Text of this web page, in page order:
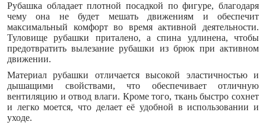
Рубашка обладает плотной посадкой по фигуре, благодаря
чему она не будет мешать движениям и обеспечит
максимальный комфорт во время активной деятельности.
Туловище рубашки приталено, а спина удлинена, чтобы
предотвратить вылезание рубашки из брюк при активном
движении.
Материал рубашки отличается высокой эластичностью и
дышащими свойствами, что обеспечивает отличную
вентиляцию и отвод влаги. Кроме того, ткань быстро сохнет
и легко моется, что делает её удобной в использовании и
уходе.